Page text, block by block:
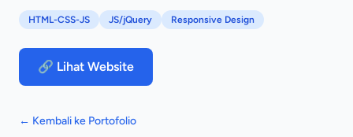
HTML-CSS-JS JS/jQuery Responsive Design
🔗 Lihat Website
← Kembali ke Portofolio